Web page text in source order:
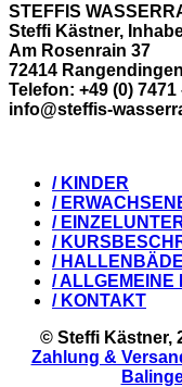
STEFFIS
Steffi Kästner,
Am Rosenrain 37
72414 Rangendingen
Telefon: +49 (0) 7471
info@steffis-
/ KINDER
/
/
/
/
/ ALLGEMEINE
/ KONTAKT
© Steffi Kästner,
Zahlung &